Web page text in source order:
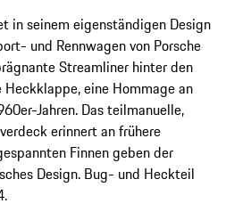
in seinem eigenständigen Design
und Rennwagen von Porsche
Streamliner hinter den
eine Hommage an
Jahren. Das teilmanuelle,
erinnert an frühere
Finnen geben der
Design. Bug- und Heckteil